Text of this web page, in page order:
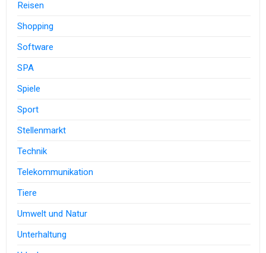
Reisen
Shopping
Software
SPA
Spiele
Sport
Stellenmarkt
Technik
Telekommunikation
Tiere
Umwelt und Natur
Unterhaltung